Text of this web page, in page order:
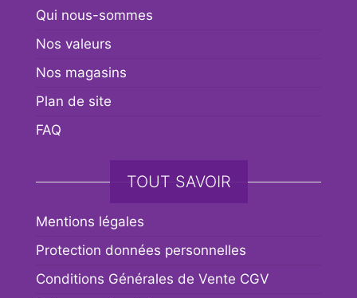
Qui nous-sommes
Nos valeurs
Nos magasins
Plan de site
FAQ
TOUT SAVOIR
Mentions légales
Protection données personnelles
Conditions Générales de Vente CGV